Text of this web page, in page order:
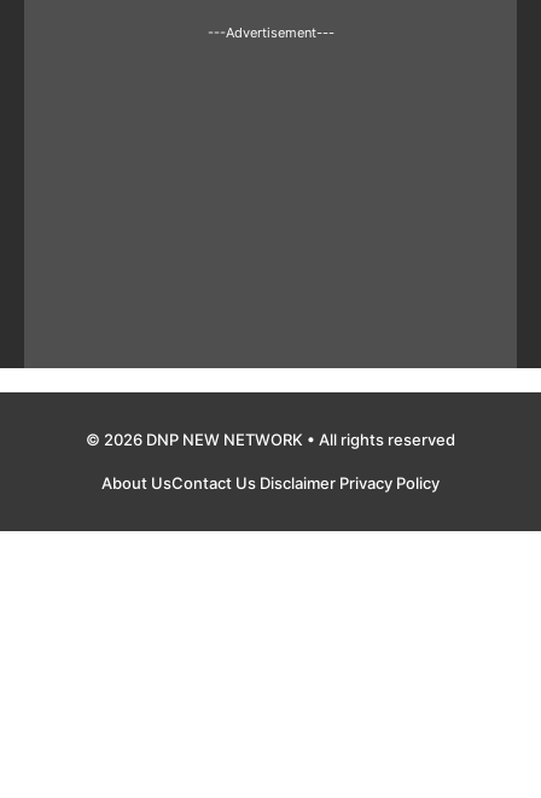
---Advertisement---
© 2026 DNP NEW NETWORK • All rights reserved
About UsContact Us Disclaimer Privacy Policy